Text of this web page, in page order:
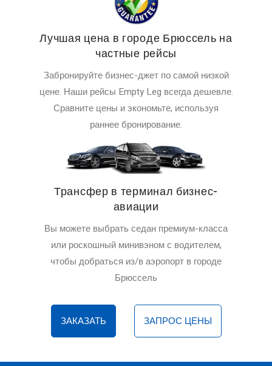
Лучшая цена в городе Брюссель на
частные рейсы
Забронируйте бизнес-джет по самой низкой
цене. Наши рейсы Empty Leg всегда дешевле.
Сравните цены и экономьте, используя
раннее бронирование.
Трансфер в терминал бизнес-
авиации
Вы можете выбрать седан премиум-класса
или роскошный минивэном с водителем,
чтобы добраться из/в аэропорт в городе
Брюссель
ЗАКАЗАТЬ ЗАПРОС ЦЕНЫ